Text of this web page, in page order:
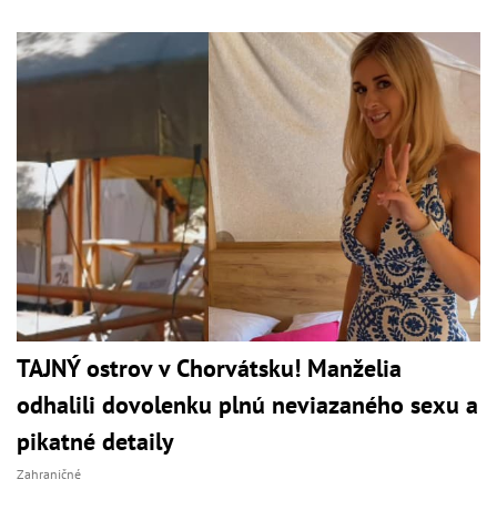
TAJNÝ ostrov v Chorvátsku! Manželia
odhalili dovolenku plnú neviazaného sexu a
pikatné detaily
Zahraničné